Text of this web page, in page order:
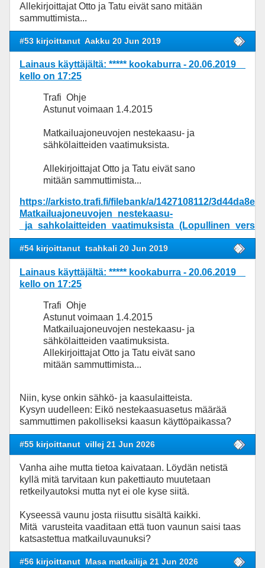
Allekirjoittajat Otto ja Tatu eivät sano mitään
sammuttimista...
#53 kirjoittanut Aakku 20 Jun 2019
Lainaus käyttäjältä: ***** kookaburra - 20.06.2019
kello on 17:25
Trafi Ohje
Astunut voimaan 1.4.2015
Matkailuajoneuvojen nestekaasu- ja
sähkölaitteiden vaatimuksista.
Allekirjoittajat Otto ja Tatu eivät sano
mitään sammuttimista...
https://arkisto.trafi.fi/filebank/a/1427108112/
Matkailuajoneuvojen_nestekaasu-
#54 kirjoittanut tsahkali 20 Jun 2019
Lainaus käyttäjältä: ***** kookaburra - 20.06.2019
kello on 17:25
Trafi Ohje
Astunut voimaan 1.4.2015
Matkailuajoneuvojen nestekaasu- ja
sähkölaitteiden vaatimuksista.
Allekirjoittajat Otto ja Tatu eivät sano
mitään sammuttimista...
Niin, kyse onkin sähkö- ja kaasulaitteista.
Kysyn uudelleen: Eikö nestekaasuasetus määrää
sammuttimen pakolliseksi kaasun käyttöpaikassa?
#55 kirjoittanut villej 21 Jun 2026
Vanha aihe mutta tietoa kaivataan. Löydän netistä
kyllä mitä tarvitaan kun pakettiauto muutetaan
retkeilyautoksi mutta nyt ei ole kyse siitä.
Kyseessä vaunu josta riisuttu sisältä kaikki.
Mitä varusteita vaaditaan että tuon vaunun saisi taas
katsastettua matkailuvaunuksi?
#56 kirjoittanut Masa matkailija 21 Jun 2026